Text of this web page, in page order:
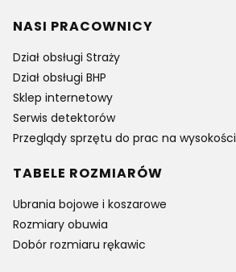
NASI PRACOWNICY
Dział obsługi Straży
Dział obsługi BHP
Sklep internetowy
Serwis detektorów
Przeglądy sprzętu do prac na wysokości
TABELE ROZMIARÓW
Ubrania bojowe i koszarowe
Rozmiary obuwia
Dobór rozmiaru rękawic